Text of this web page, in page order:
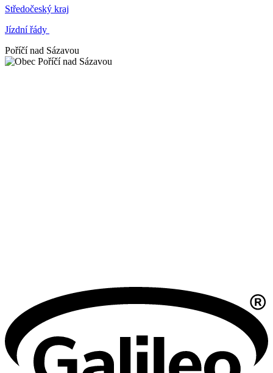
Středočeský kraj
Jízdní řády
Poříčí nad Sázavou